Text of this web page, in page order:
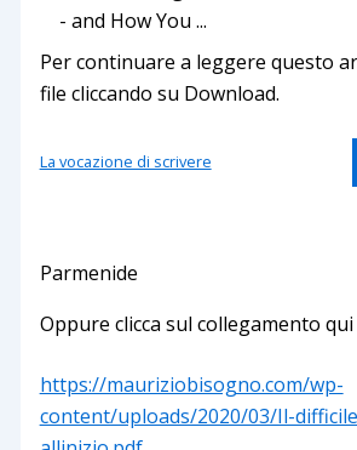
Per continuare a leggere questo
file cliccando su Download.
La vocazione di scrivere
Parmenide
Oppure clicca sul collegamento
https://mauriziobisogno.com/wp-
content/uploads/2020/03/Il-